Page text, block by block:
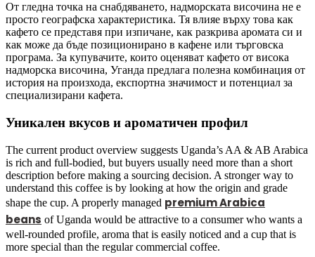
От гледна точка на снабдяването, надморската височина не е
просто географска характеристика. Тя влияе върху това как
кафето се представя при изпичане, как разкрива аромата си и
как може да бъде позиционирано в кафене или търговска
програма. За купувачите, които оценяват кафето от висока
надморска височина, Уганда предлага полезна комбинация от
история на произхода, експортна значимост и потенциал за
специализирани кафета.
Уникален вкусов и ароматичен профил
The current product overview suggests Uganda’s AA & AB Arabica
is rich and full-bodied, but buyers usually need more than a short
description before making a sourcing decision. A stronger way to
understand this coffee is by looking at how the origin and grade
shape the cup. A properly managed premium Arabica
beans of Uganda would be attractive to a consumer who wants a
well-rounded profile, aroma that is easily noticed and a cup that is
more special than the regular commercial coffee.